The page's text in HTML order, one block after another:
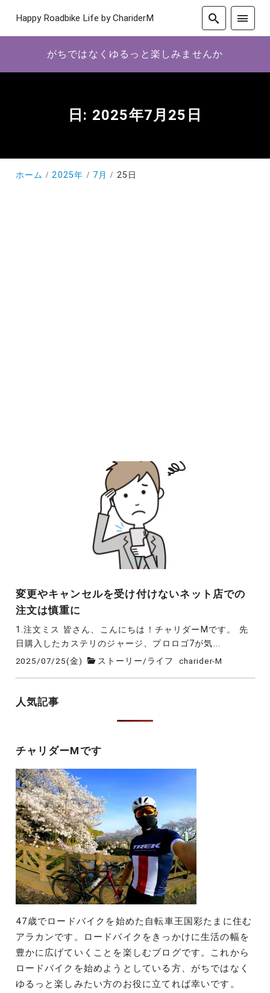
Happy Roadbike Life by ChariderM
がちではなくゆるっと楽しみませんか
日: 2025年7月25日
ホーム 2025年 7月 25日
変更やキャンセルを受け付けないネット店での
注文は慎重に
1.注文ミス 皆さん、こんにちは！チャリダーMです。 先
日購入したカステリのジャージ、プロロゴ7が気...
2025/07/25(金) ストーリー/ライフ charider-M
人気記事
チャリダーMです
47歳でロードバイクを始めた自転車王国彩たまに住む
アラカンです。ロードバイクをきっかけに生活の幅を
豊かに広げていくことを楽しむブログです。これから
ロードバイクを始めようとしている方、がちではなく
ゆるっと楽しみたい方のお役に立てれば幸いです。